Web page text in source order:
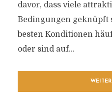
davor, dass viele
Bedingungen geknüpft
besten Konditionen
oder sind auf...